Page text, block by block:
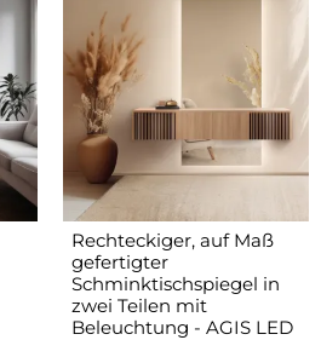
Rechteckiger, auf Maß
gefertigter
Schminktischspiegel in
zwei Teilen mit
Beleuchtung - AGIS LED